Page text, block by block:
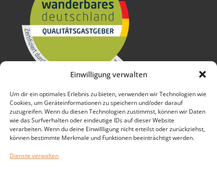
Einwilligung verwalten
Um dir ein optimales Erlebnis zu bieten, verwenden wir Technologien wie
Cookies, um Geräteinformationen zu speichern und/oder darauf
zuzugreifen. Wenn du diesen Technologien zustimmst, können wir Daten
wie das Surfverhalten oder eindeutige IDs auf dieser Website
verarbeiten. Wenn du deine Einwillligung nicht erteilst oder zurückziehst,
können bestimmte Merkmale und Funktionen beeinträchtigt werden.
Dienste verwalten